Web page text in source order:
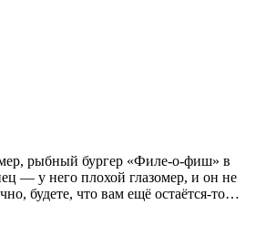
рыбный бургер «Филе-о-фиш» в
— у него плохой глазомер, и он не
будете, что вам ещё остаётся-то…